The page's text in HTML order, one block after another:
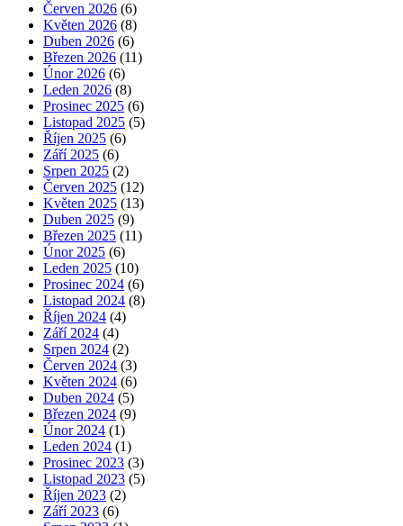
Červen 2026 (6)
Květen 2026 (8)
Duben 2026 (6)
Březen 2026 (11)
Únor 2026 (6)
Leden 2026 (8)
Prosinec 2025 (6)
Listopad 2025 (5)
Říjen 2025 (6)
Září 2025 (6)
Srpen 2025 (2)
Červen 2025 (12)
Květen 2025 (13)
Duben 2025 (9)
Březen 2025 (11)
Únor 2025 (6)
Leden 2025 (10)
Prosinec 2024 (6)
Listopad 2024 (8)
Říjen 2024 (4)
Září 2024 (4)
Srpen 2024 (2)
Červen 2024 (3)
Květen 2024 (6)
Duben 2024 (5)
Březen 2024 (9)
Únor 2024 (1)
Leden 2024 (1)
Prosinec 2023 (3)
Listopad 2023 (5)
Říjen 2023 (2)
Září 2023 (6)